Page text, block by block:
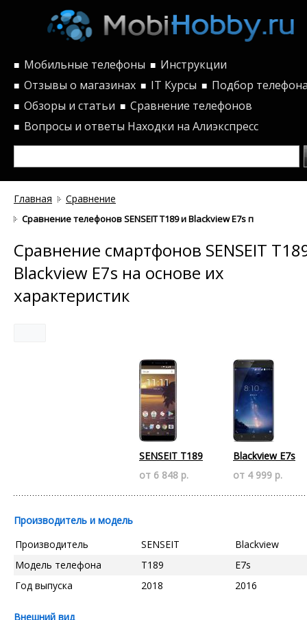
■ Мобильные телефоны ■ Инструкции
■ Отзывы о магазинах ■ IT Курсы ■ Подбор
■ Обзоры и статьи ■ Сравнение телефонов
■ Вопросы и ответы Находки на Алиэкспресс
Главная Сравнение
Сравнение телефонов SENSEIT T189 и Blackview E7s по
Сравнение смартфонов SENSEIT
Blackview E7s на основе их
характеристик
SENSEIT T189
от 6 848 р.
Blackview E7s
от 4 999 р.
Производитель и модель
Производитель
SENSEIT
Blackview
Модель телефона
T189
E7s
Год выпуска
2018 2016
Внешний вид